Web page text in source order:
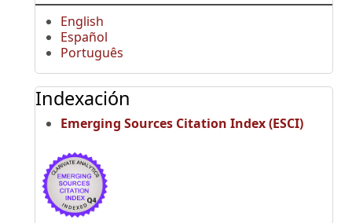
English
Español
Português
Indexación
Emerging Sources Citation Index (ESCI)